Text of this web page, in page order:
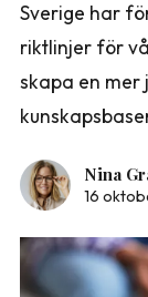
Sverige har
riktlinjer för
skapa en mer
Nina
16